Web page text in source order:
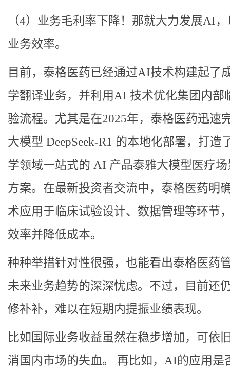
（4）业务毛利率下降！那就大力发展AI
业务效率。
目前，泰格医药已经通过AI技术构建起了
学翻译业务，并利用AI 技术优化集团内部
验流程。尤其是在2025年，泰格医药迅速
大模型 DeepSeek-R1 的本地化部署，打造
学领域一站式的 AI 产品泰雅大模型医疗
方案。在最新投资者交流中，泰格医药明
术应用于临床试验设计、数据管理等环节
效率并降低成本。
种种举措针对性很强，也能看出泰格医药
未来业务趋势的深深忧虑。不过，目前还
修补补，难以在短期内提振业绩表现。
比如国际业务收益虽然在稳步增加，可依
消国内市场的失血。 再比如，AI的应用是